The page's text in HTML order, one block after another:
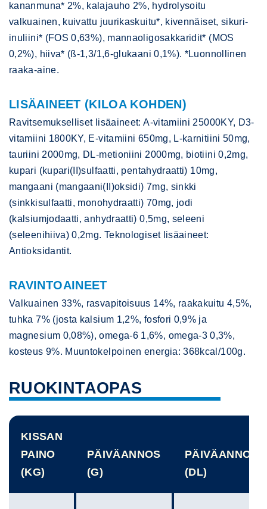
kananmuna* 2%, kalajauho 2%, hydrolysoitu
valkuainen, kuivattu juurikaskuitu*, kivennäiset, sikuri-
inuliini* (FOS 0,63%), mannaoligosakkaridit* (MOS
0,2%), hiiva* (ß-1,3/1,6-glukaani 0,1%). *Luonnollinen
raaka-aine.
LISÄAINEET (KILOA KOHDEN)
Ravitsemukselliset lisäaineet: A-vitamiini 25000KY, D3-
vitamiini 1800KY, E-vitamiini 650mg, L-karnitiini 50mg,
tauriini 2000mg, DL-metioniini 2000mg, biotiini 0,2mg,
kupari (kupari(II)sulfaatti, pentahydraatti) 10mg,
mangaani (mangaani(II)oksidi) 7mg, sinkki
(sinkkisulfaatti, monohydraatti) 70mg, jodi
(kalsiumjodaatti, anhydraatti) 0,5mg, seleeni
(seleenihiiva) 0,2mg. Teknologiset lisäaineet:
Antioksidantit.
RAVINTOAINEET
Valkuainen 33%, rasvapitoisuus 14%, raakakuitu 4,5%,
tuhka 7% (josta kalsium 1,2%, fosfori 0,9% ja
magnesium 0,08%), omega-6 1,6%, omega-3 0,3%,
kosteus 9%. Muuntokelpoinen energia: 368kcal/100g.
RUOKINTAOPAS
KISSAN
PAINO
(KG)
PÄIVÄANNOS
(G)
PÄIVÄANNOS
(DL)